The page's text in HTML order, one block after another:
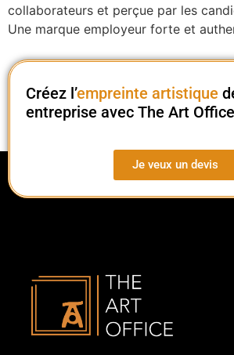
collaborateurs et perçue par les
Une marque employeur forte et
Créez l’empreinte artistique
entreprise avec The Art Office
Je veux un devis